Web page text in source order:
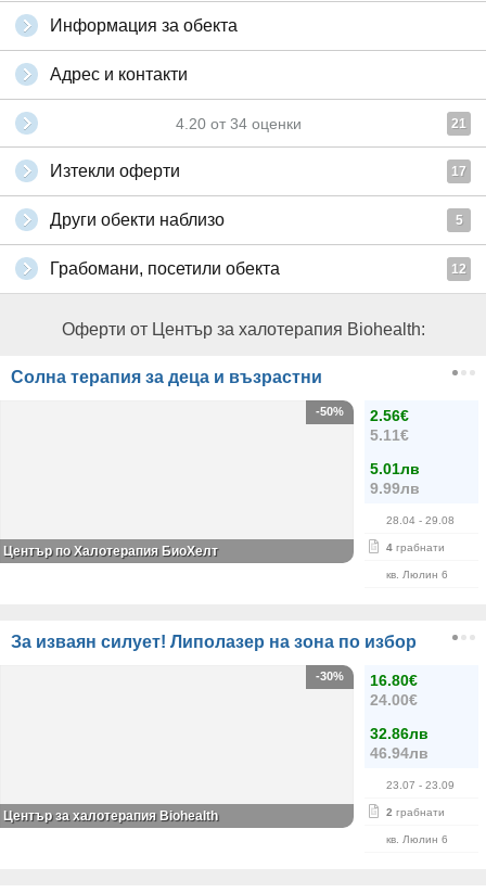
Информация за обекта
Адрес и контакти
4.20 от 34 оценки 21
Изтекли оферти 17
Други обекти наблизо 5
Грабомани, посетили обекта 12
Оферти от Център за халотерапия Biohealth:
Солна терапия за деца и възрастни
2.56€
5.11€
5.01лв
9.99лв
28.04 - 29.08
4 грабнати
кв. Люлин 6
-50%
Център по Халотерапия БиоХелт
За изваян силует! Липолазер на зона по избор
16.80€
24.00€
32.86лв
46.94лв
23.07 - 23.09
2 грабнати
кв. Люлин 6
-30%
Център за халотерапия Biohealth